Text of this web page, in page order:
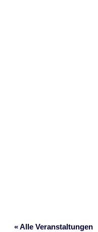
« Alle Veranstaltungen